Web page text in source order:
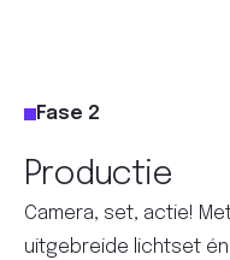
Fase 2
Productie
Camera, set, actie!
uitgebreide lichtset